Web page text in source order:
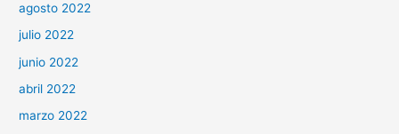
agosto 2022
julio 2022
junio 2022
abril 2022
marzo 2022